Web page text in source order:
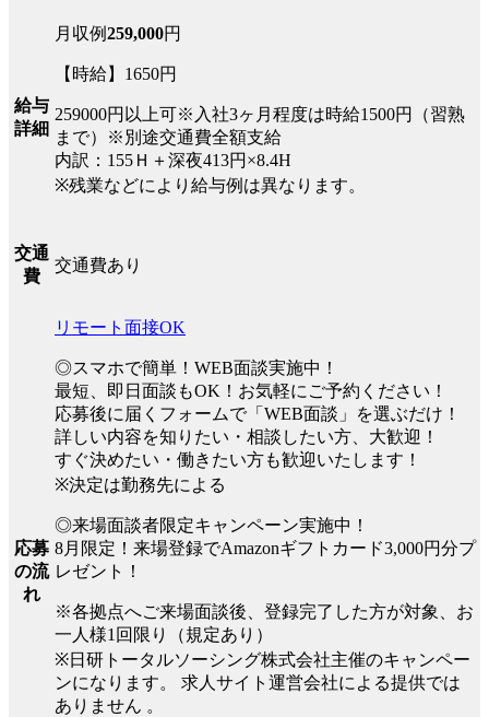
給与
詳細
月収例259,000円
【時給】1650円
259000円以上可※入社3ヶ月程度は時給1500円（習熟
まで）※別途交通費全額支給
内訳：155Ｈ＋深夜413円×8.4H
※残業などにより給与例は異なります。
交通
費
交通費あり
応募
の流
れ
リモート面接OK
◎スマホで簡単！WEB面談実施中！
最短、即日面談もOK！お気軽にご予約ください！
応募後に届くフォームで「WEB面談」を選ぶだけ！
詳しい内容を知りたい・相談したい方、大歓迎！
すぐ決めたい・働きたい方も歓迎いたします！
※決定は勤務先による
◎来場面談者限定キャンペーン実施中！
8月限定！来場登録でAmazonギフトカード3,000円分プ
レゼント！
※各拠点へご来場面談後、登録完了した方が対象、お
一人様1回限り（規定あり）
※日研トータルソーシング株式会社主催のキャンペー
ンになります。 求人サイト運営会社による提供では
ありません 。